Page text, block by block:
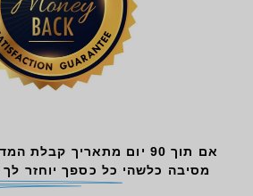
אם תוך 90 יום מתאריך
מסיבה כלשהי כל כספך יוחזר